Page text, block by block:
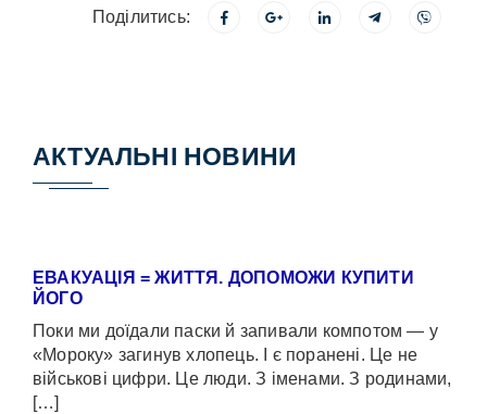
Поділитись:
АКТУАЛЬНІ НОВИНИ
ЕВАКУАЦІЯ = ЖИТТЯ. ДОПОМОЖИ КУПИТИ
ЙОГО
Поки ми доїдали паски й запивали компотом — у
«Мороку» загинув хлопець. І є поранені. Це не
військові цифри. Це люди. З іменами. З родинами,
[…]